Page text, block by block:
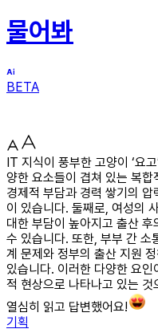
물어봐
BETA
IT 지식이 풍부한 고양이 ‘요
양한 요소들이 겹쳐 있는 복
경제적 부담과 경력 쌓기의
이 있습니다. 둘째로, 여성의
대한 부담이 높아지고 출산
수 있습니다. 또한, 부부 간 소
계 문제와 정부의 출산 지원
있습니다. 이러한 다양한 요
적 현상으로 나타나고 있는 것
열심히 읽고 답변했어요!
기획